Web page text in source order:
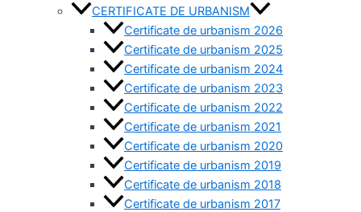
CERTIFICATE DE URBANISM
Certificate de urbanism 2026
Certificate de urbanism 2025
Certificate de urbanism 2024
Certificate de urbanism 2023
Certificate de urbanism 2022
Certificate de urbanism 2021
Certificate de urbanism 2020
Certificate de urbanism 2019
Certificate de urbanism 2018
Certificate de urbanism 2017